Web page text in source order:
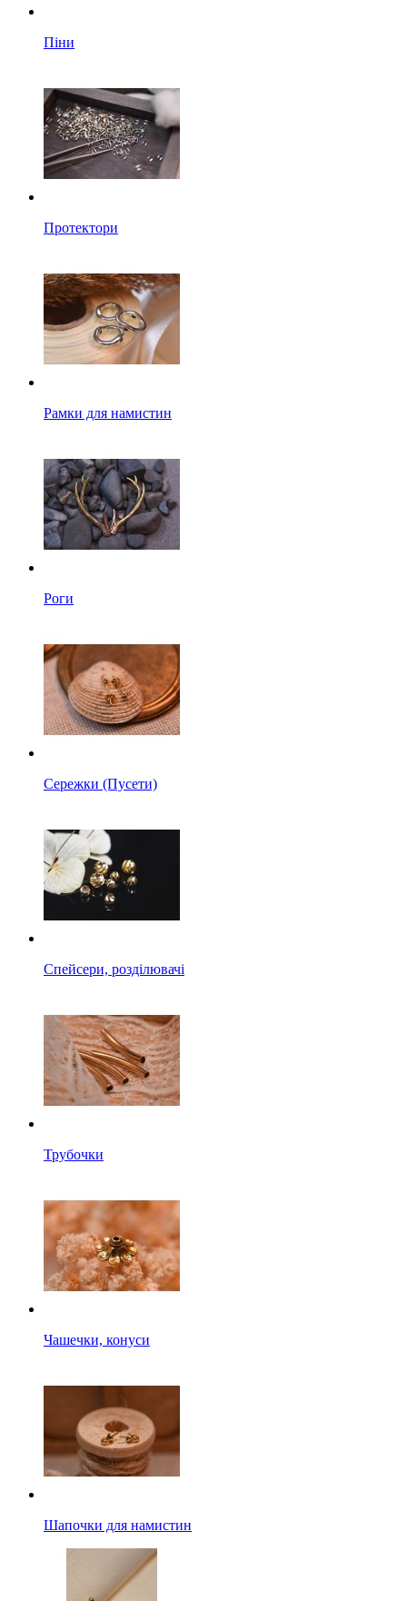
Піни
Протектори
Рамки для намистин
Роги
Сережки (Пусети)
Спейсери, розділювачі
Трубочки
Чашечки, конуси
Шапочки для намистин